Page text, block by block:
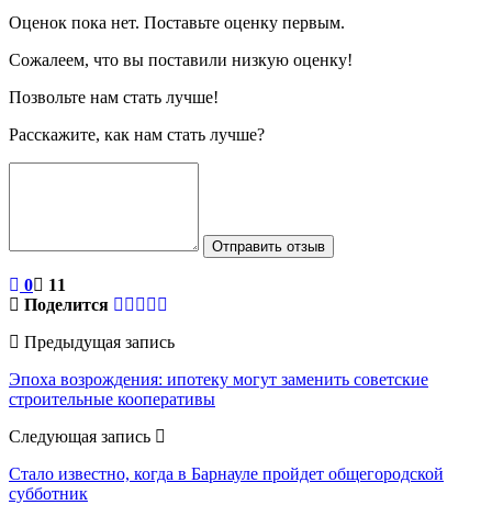
Оценок пока нет. Поставьте оценку первым.
Сожалеем, что вы поставили низкую оценку!
Позвольте нам стать лучше!
Расскажите, как нам стать лучше?
Отправить отзыв
0
11
Поделится
Предыдущая запись
Эпоха возрождения: ипотеку могут заменить советские
строительные кооперативы
Следующая запись
Стало известно, когда в Барнауле пройдет общегородской
субботник